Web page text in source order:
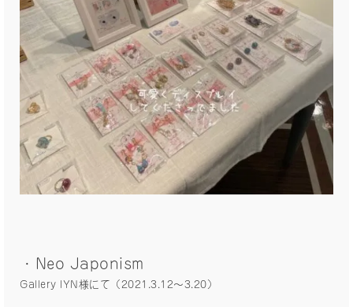
・Neo Japonism
Gallery IYN様にて（2021.3.12〜3.20）